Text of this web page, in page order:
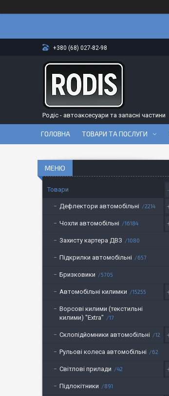
+380 (68) 027-82-98
Родіс - автоаксесуари та запасні частини
ГОЛОВНА ТОВАРИ ТА ПОСЛУГИ
Товари
Дефлектори автомобільні 2214
Чохли автомобільні 16184
Захисту картера ДВЗ 1080
Підкрилки автомобільні 657
Бризковики 5705
Автомобільні килимки 15255
Ворсові килими (текстильні
килими) "Extra"
17
Склопідйомники автомобільні 12
Рульові колеса автомобільні 62
Світлові прилади 42
Підлокітники 891